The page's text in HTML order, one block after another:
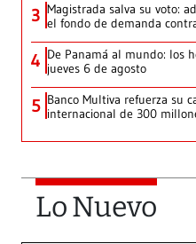
3 Magistrada salva su voto:
el fondo de demanda
4 De Panamá al mundo: los
jueves 6 de agosto
5 Banco Multiva refuerza su
internacional de 300
Lo Nuevo